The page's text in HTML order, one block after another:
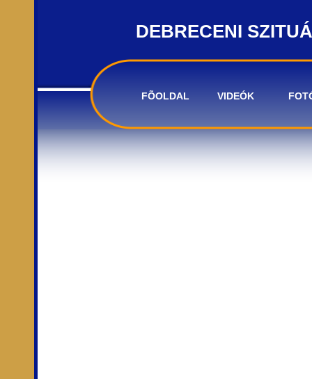
DEBRECENI
FÕOLDAL VIDEÓK